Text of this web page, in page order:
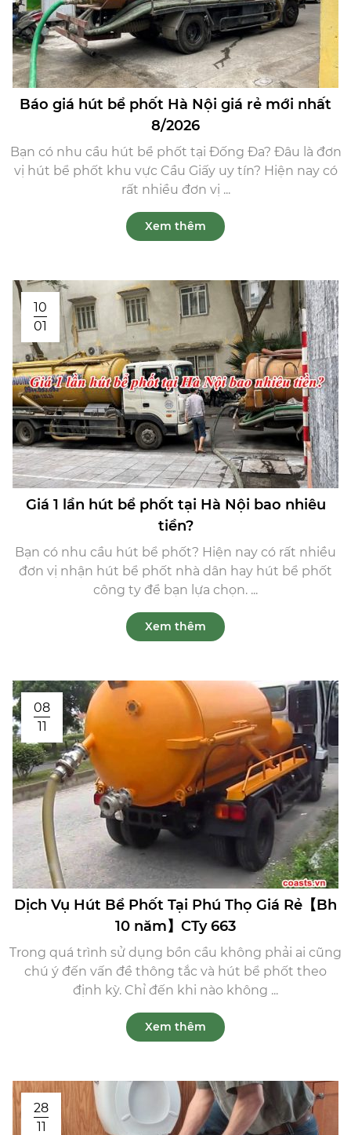
Báo giá hút bể phốt Hà Nội giá rẻ mới nhất
8/2026
Bạn có nhu cầu hút bể phốt tại Đống Đa? Đâu là đơn
vị hút bể phốt khu vực Cầu Giấy uy tín? Hiện nay có
rất nhiều đơn vị ...
Xem thêm
10
01
Giá 1 lần hút bể phốt tại Hà Nội bao nhiêu
tiền?
Bạn có nhu cầu hút bể phốt? Hiện nay có rất nhiều
đơn vị nhận hút bể phốt nhà dân hay hút bể phốt
công ty để bạn lựa chọn. ...
Xem thêm
08
11
Dịch Vụ Hút Bể Phốt Tại Phú Thọ Giá Rẻ【Bh
10 năm】CTy 663
Trong quá trình sử dụng bồn cầu không phải ai cũng
chú ý đến vấn đề thông tắc và hút bể phốt theo
định kỳ. Chỉ đến khi nào không ...
Xem thêm
28
11